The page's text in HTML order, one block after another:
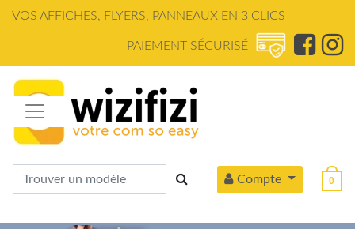
VOS AFFICHES, FLYERS, PANNEAUX EN 3 CLICS
PAIEMENT SÉCURISÉ
Compte 0
Panneau de gestion des cookies